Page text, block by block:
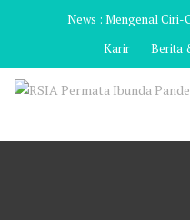
News : Mengenal Ciri-
Karir
Berita